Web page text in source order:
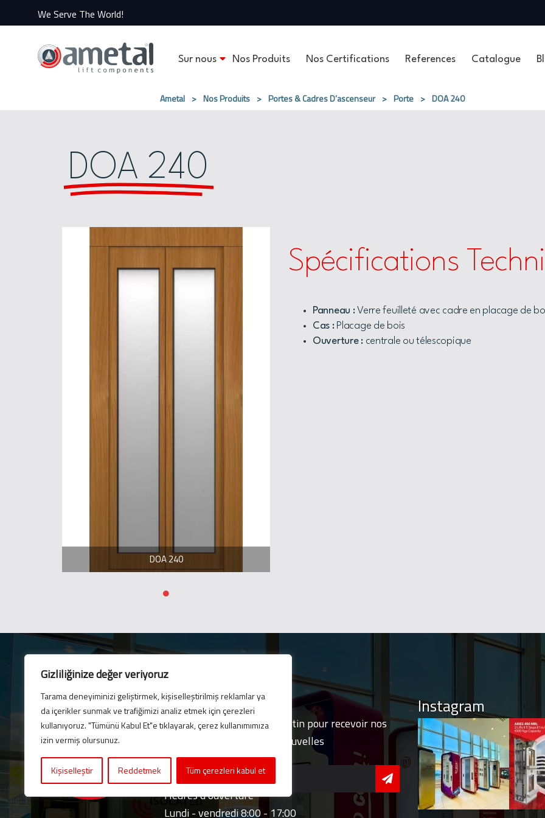
Gizliliğinize değer veriyoruz
Tarama deneyiminizi geliştirmek, kişiselleştirilmiş reklamlar ya
da içerikler sunmak ve trafiğimizi analiz etmek için çerezleri
kullanıyoruz. "Tümünü Kabul Et"e tıklayarak, çerez kullanımımıza
izin vermiş olursunuz.
Kişiselleştir Reddetmek Tüm çerezleri kabul et
We Serve The World!
Sur nous Nos Produits Nos Certifications References Catalogue
Ametal > Nos Produits > Portes & Cadres D’ascenseur > Porte > DOA 240
DOA 240
DOA 240
Spécifications
Panneau :Verre feuilleté avec cadre en placage de
Cas :Placage de bois
Ouverture :centrale ou télescopique
Lettre électronique
Abonnez-vous à notre bulletin pour recevoir nos
dernières mises à jour et nouvelles
Heures d’ouverture
Lundi - vendredi 8:00 - 17:00
Instagram